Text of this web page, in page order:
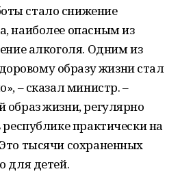
стало снижение
наиболее опасным из
алкоголя. Одним из
образу жизни стал
– сказал министр. –
образ жизни, регулярно
практически на
тысячи сохраненных
для детей.